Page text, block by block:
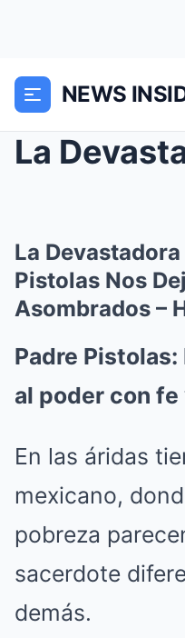
NEWS
La
Pistolas Nos
Asombrados –
Padre
al poder con
En las áridas
mexicano,
pobreza
sacerdote
demás.